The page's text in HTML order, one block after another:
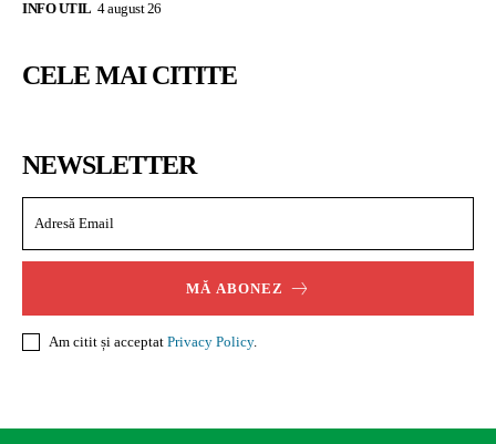
INFO UTIL 4 august 26
CELE MAI CITITE
NEWSLETTER
MĂ ABONEZ
Am citit și acceptat Privacy Policy.